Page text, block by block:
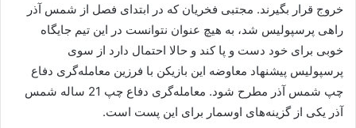
خروج قرار بگیرند. مجتبی فخریان که در ابتدای فصل از شمس آذر
راهی پرسپولیس شد، به هیچ عنوان نتوانست در این تیم جایگاه
خوبی برای خود دست و پا کند و حالا احتمال دارد از سوی
پرسپولیس پیشنهاد معاوضه این بازیکن با فرزین معامله‌گری دفاع
چپ شمس آذر مطرح شود. معامله‌گری دفاع چپ 21 ساله شمس
آذر یکی از گزینه‌های اوسمار برای این پست است.